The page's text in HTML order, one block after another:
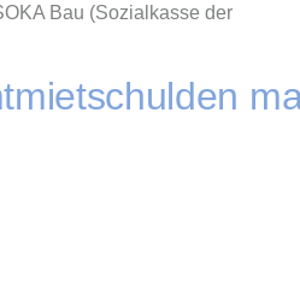
Bau (Sozialkasse der